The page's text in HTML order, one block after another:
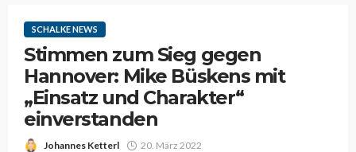
SCHALKE NEWS
Stimmen zum Sieg gegen
Hannover: Mike Büskens mit
„Einsatz und Charakter“
einverstanden
Johannes Ketterl 20. März 2022